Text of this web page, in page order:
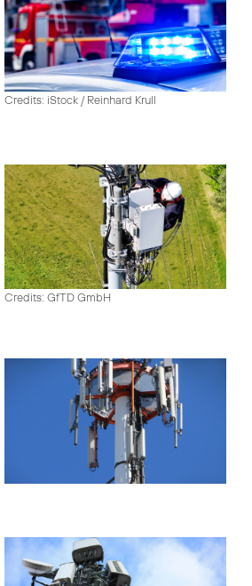
Credits: iStock / Reinhard Krull
Credits: GfTD GmbH